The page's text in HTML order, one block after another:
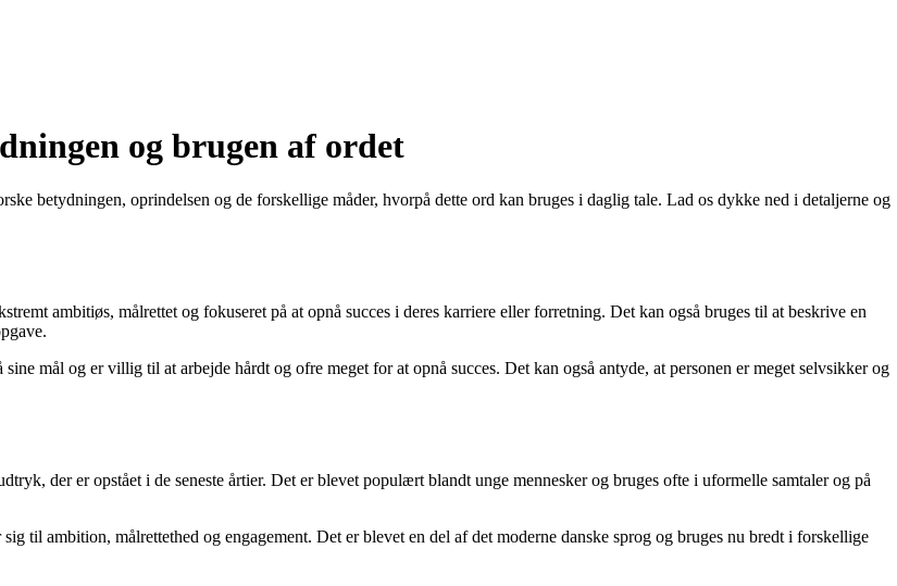
og brugen af ordet
betydningen, oprindelsen og de forskellige måder, hvorpå dette ord kan bruges i daglig tale. Lad os dykke ned i detaljerne og
ambitiøs, målrettet og fokuseret på at opnå succes i deres karriere eller forretning. Det kan også bruges til at beskrive en
mål og er villig til at arbejde hårdt og ofre meget for at opnå succes. Det kan også antyde, at personen er meget selvsikker og
der er opstået i de seneste årtier. Det er blevet populært blandt unge mennesker og bruges ofte i uformelle samtaler og på
til ambition, målrettethed og engagement. Det er blevet en del af det moderne danske sprog og bruges nu bredt i forskellige